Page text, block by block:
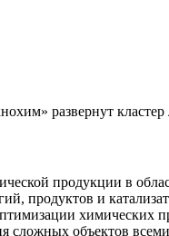
развернут кластер
продукции в
продуктов и
химических
сложных объектов